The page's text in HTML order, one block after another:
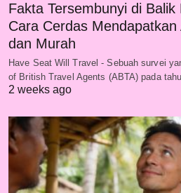
Fakta Tersembunyi di Balik
Cara Cerdas
dan Murah
Have Seat Will Travel - Sebuah survei
of British Travel Agents (ABTA) pada
2 weeks ago